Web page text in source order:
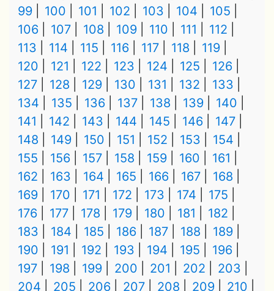
99
100 101 102 103 104
105
106
107 108 109 110 111
112
113
114 115 116 117 118
119
120
121 122 123 124 125
126
127
128 129 130 131 132
133
134
135 136 137 138 139
140
141
142 143 144 145 146
147
148
149 150 151 152 153
154
155
156 157 158 159 160
161
162
163 164 165 166 167
168
169
170 171 172 173 174
175
176
177 178 179 180 181
182
183
184 185 186 187 188
189
190
191 192 193 194 195
196
197
198 199 200 201 202
203
204
205 206 207 208 209
210